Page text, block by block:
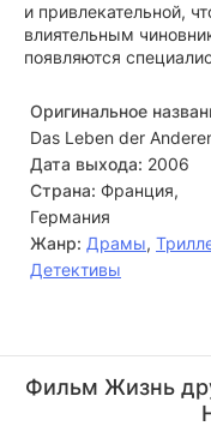
и привлекательной,
влиятельным
появляются
Оригинальное
Das Leben der
Дата выхода: 2006
Страна: Франция,
Германия
Жанр: Драмы,
Детективы
(Einsatzleiter M...)
Фильм Жизнь